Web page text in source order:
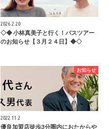
2026.2.20
◇◆ 小林真美子と行く！バスツアー
のお知らせ【３月２４日】◆◇
お知らせ
2022.11.2
優良加盟店徒歩3分圏内におたからや